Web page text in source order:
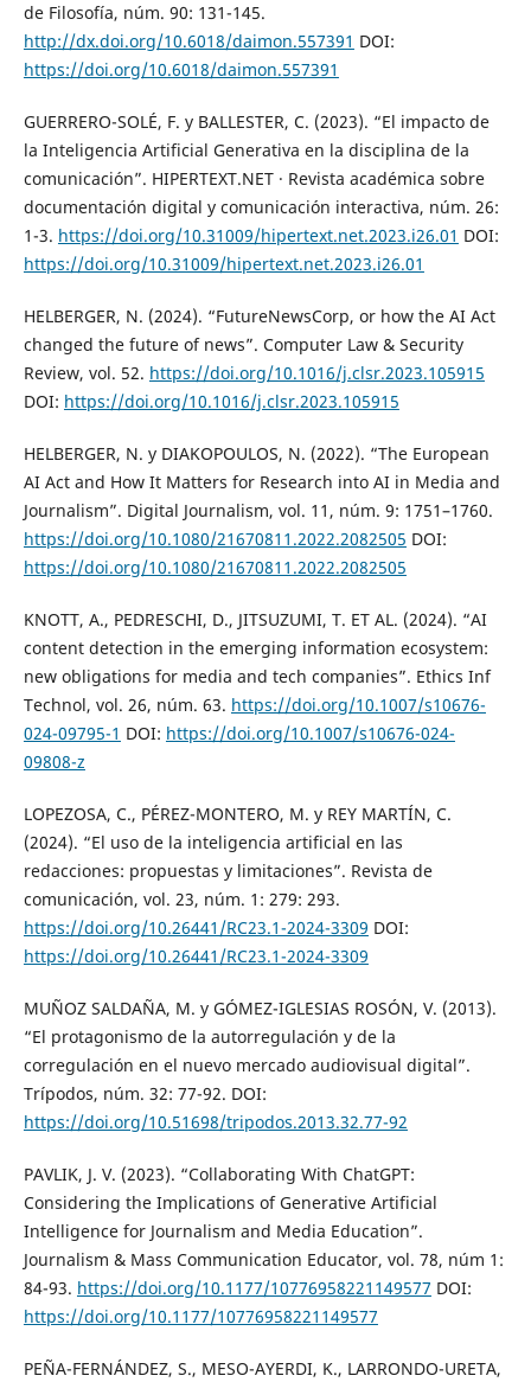
de Filosofía, núm. 90: 131-145.
http://dx.doi.org/10.6018/daimon.557391 DOI:
https://doi.org/10.6018/daimon.557391
GUERRERO-SOLÉ, F. y BALLESTER, C. (2023). “El impacto de
la Inteligencia Artificial Generativa en la disciplina de la
comunicación”. HIPERTEXT.NET · Revista académica sobre
documentación digital y comunicación interactiva, núm. 26:
1-3. https://doi.org/10.31009/hipertext.net.2023.i26.01 DOI:
https://doi.org/10.31009/hipertext.net.2023.i26.01
HELBERGER, N. (2024). “FutureNewsCorp, or how the AI Act
changed the future of news”. Computer Law & Security
Review, vol. 52. https://doi.org/10.1016/j.clsr.2023.105915
DOI: https://doi.org/10.1016/j.clsr.2023.105915
HELBERGER, N. y DIAKOPOULOS, N. (2022). “The European
AI Act and How It Matters for Research into AI in Media and
Journalism”. Digital Journalism, vol. 11, núm. 9: 1751–1760.
https://doi.org/10.1080/21670811.2022.2082505 DOI:
https://doi.org/10.1080/21670811.2022.2082505
KNOTT, A., PEDRESCHI, D., JITSUZUMI, T. ET AL. (2024). “AI
content detection in the emerging information ecosystem:
new obligations for media and tech companies”. Ethics Inf
Technol, vol. 26, núm. 63. https://doi.org/10.1007/s10676-
024-09795-1 DOI: https://doi.org/10.1007/s10676-024-
09808-z
LOPEZOSA, C., PÉREZ-MONTERO, M. y REY MARTÍN, C.
(2024). “El uso de la inteligencia artificial en las
redacciones: propuestas y limitaciones”. Revista de
comunicación, vol. 23, núm. 1: 279: 293.
https://doi.org/10.26441/RC23.1-2024-3309 DOI:
https://doi.org/10.26441/RC23.1-2024-3309
MUÑOZ SALDAÑA, M. y GÓMEZ-IGLESIAS ROSÓN, V. (2013).
“El protagonismo de la autorregulación y de la
corregulación en el nuevo mercado audiovisual digital”.
Trípodos, núm. 32: 77-92. DOI:
https://doi.org/10.51698/tripodos.2013.32.77-92
PAVLIK, J. V. (2023). “Collaborating With ChatGPT:
Considering the Implications of Generative Artificial
Intelligence for Journalism and Media Education”.
Journalism & Mass Communication Educator, vol. 78, núm 1:
84-93. https://doi.org/10.1177/10776958221149577 DOI:
https://doi.org/10.1177/10776958221149577
PEÑA-FERNÁNDEZ, S., MESO-AYERDI, K., LARRONDO-URETA,